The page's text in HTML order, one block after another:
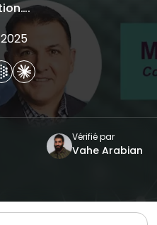
Vérifié par
Vahe Arabian